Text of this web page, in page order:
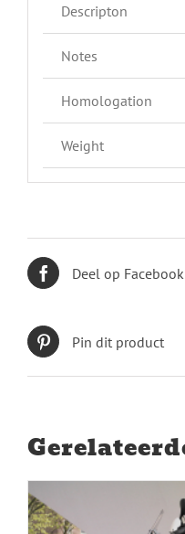
Descripton
Notes
Homologation
Weight
Deel op Facebook
Pin dit product